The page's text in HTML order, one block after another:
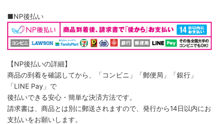
■NP後払い
【NP後払いの詳細】
商品の到着を確認してから、「コンビニ」「郵便局」「銀行」
「LINE Pay」で
後払いできる安心・簡単な決済方法です。
請求書は、商品とは別に郵送されますので、発行から14日以内にお
支払いをお願いします。